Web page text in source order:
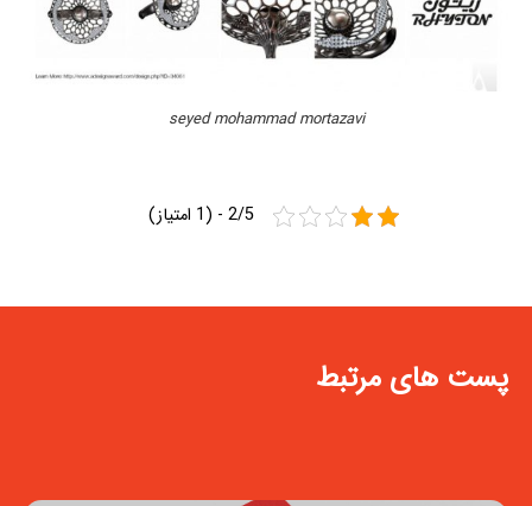
seyed mohammad mortazavi
2/5 - (1 امتیاز)
پست های مرتبط